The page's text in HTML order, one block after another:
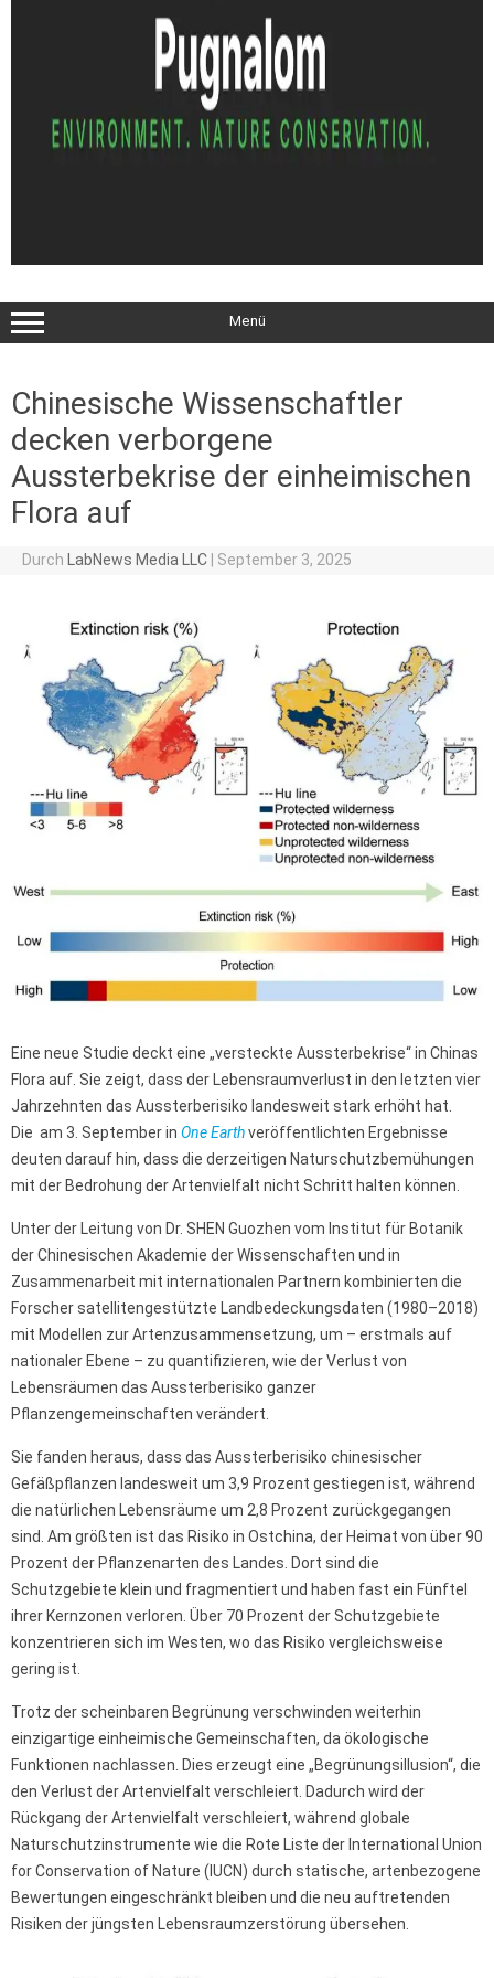
Menü
Chinesische Wissenschaftler
decken verborgene
Aussterbekrise der einheimischen
Flora auf
Durch LabNews Media LLC September 3, 2025
Eine neue Studie deckt eine „versteckte Aussterbekrise“ in Chinas
Flora auf. Sie zeigt, dass der Lebensraumverlust in den letzten vier
Jahrzehnten das Aussterberisiko landesweit stark erhöht hat.
Die am 3. September in One Earthveröffentlichten Ergebnisse
deuten darauf hin, dass die derzeitigen Naturschutzbemühungen
mit der Bedrohung der Artenvielfalt nicht Schritt halten können.
Unter der Leitung von Dr. SHEN Guozhen vom Institut für Botanik
der Chinesischen Akademie der Wissenschaften und in
Zusammenarbeit mit internationalen Partnern kombinierten die
Forscher satellitengestützte Landbedeckungsdaten (1980–2018)
mit Modellen zur Artenzusammensetzung, um – erstmals auf
nationaler Ebene – zu quantifizieren, wie der Verlust von
Lebensräumen das Aussterberisiko ganzer
Pflanzengemeinschaften verändert.
Sie fanden heraus, dass das Aussterberisiko chinesischer
Gefäßpflanzen landesweit um 3,9 Prozent gestiegen ist, während
die natürlichen Lebensräume um 2,8 Prozent zurückgegangen
sind. Am größten ist das Risiko in Ostchina, der Heimat von über 90
Prozent der Pflanzenarten des Landes. Dort sind die
Schutzgebiete klein und fragmentiert und haben fast ein Fünftel
ihrer Kernzonen verloren. Über 70 Prozent der Schutzgebiete
konzentrieren sich im Westen, wo das Risiko vergleichsweise
gering ist.
Trotz der scheinbaren Begrünung verschwinden weiterhin
einzigartige einheimische Gemeinschaften, da ökologische
Funktionen nachlassen. Dies erzeugt eine „Begrünungsillusion“, die
den Verlust der Artenvielfalt verschleiert. Dadurch wird der
Rückgang der Artenvielfalt verschleiert, während globale
Naturschutzinstrumente wie die Rote Liste der International Union
for Conservation of Nature (IUCN) durch statische, artenbezogene
Bewertungen eingeschränkt bleiben und die neu auftretenden
Risiken der jüngsten Lebensraumzerstörung übersehen.